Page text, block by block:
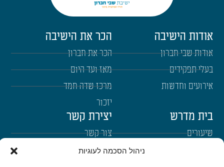
ניהול הסכמה לעוגיות
אודות הישיבה
אודות שבי חברון
בעלי תפקידים
אירועים וחדשות
הכר את הישיבה
הכר את חברון
מאז ועד היום
מרכז שדה חמד
יזכור
בית מדרש
שיעורים
יצירת קשר
צור קשר
הרשמה לשבו"ש